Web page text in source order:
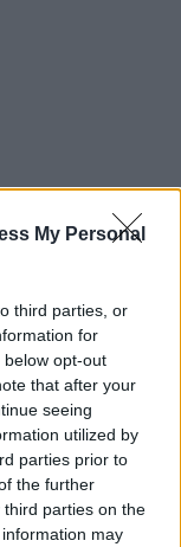
My Personal
third parties, or
for
opt-out
that after your
seeing
utilized by
parties prior to
the further
parties on the
may